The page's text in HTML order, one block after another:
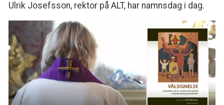
Ulrik Josefsson, rektor på ALT, har namnsdag i dag.